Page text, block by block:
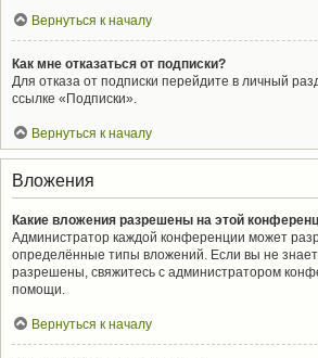
Вернуться к началу
Как мне отказаться от подписки?
Для отказа от подписки перейдите в личный
ссылке «Подписки».
Вернуться к началу
Вложения
Какие вложения разрешены на этой
Администратор каждой конференции может
определённые типы вложений. Если вы не
разрешены, свяжитесь с администратором
помощи.
Вернуться к началу